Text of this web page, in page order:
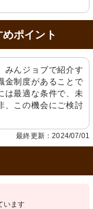
ポイント
みんジョブで紹介す
金制度があることで
は最適な条件で、未
、この機会にご検討
最終更新：2024/07/01
います